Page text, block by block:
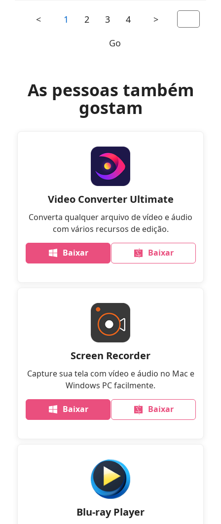
< 1 2 3 4 >
Go
As pessoas também
gostam
Video Converter Ultimate
Converta qualquer arquivo de vídeo e áudio
com vários recursos de edição.
Baixar Baixar
Screen Recorder
Capture sua tela com vídeo e áudio no Mac e
Windows PC facilmente.
Baixar Baixar
Blu-ray Player